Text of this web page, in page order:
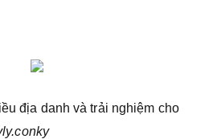
địa danh và trải nghiệm cho